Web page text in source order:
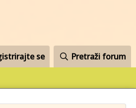
se Pretraži forum